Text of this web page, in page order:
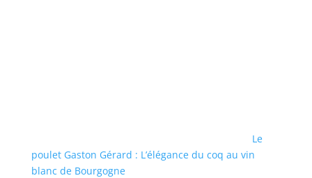
Le
poulet Gaston Gérard : L’élégance du coq au vin
blanc de Bourgogne